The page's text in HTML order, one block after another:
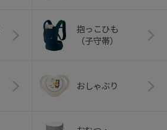
抱っこひも
（子守帯）
おしゃぶり